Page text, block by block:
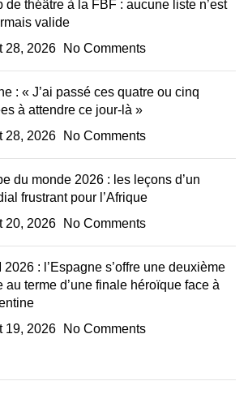
de théâtre à la FBF : aucune liste n’est
valide
28, 2026
No Comments
: « J’ai passé ces quatre ou cinq
à attendre ce jour-là »
28, 2026
No Comments
du monde 2026 : les leçons d’un
frustrant pour l’Afrique
20, 2026
No Comments
2026 : l’Espagne s’offre une deuxième
au terme d’une finale héroïque face à
19, 2026
No Comments